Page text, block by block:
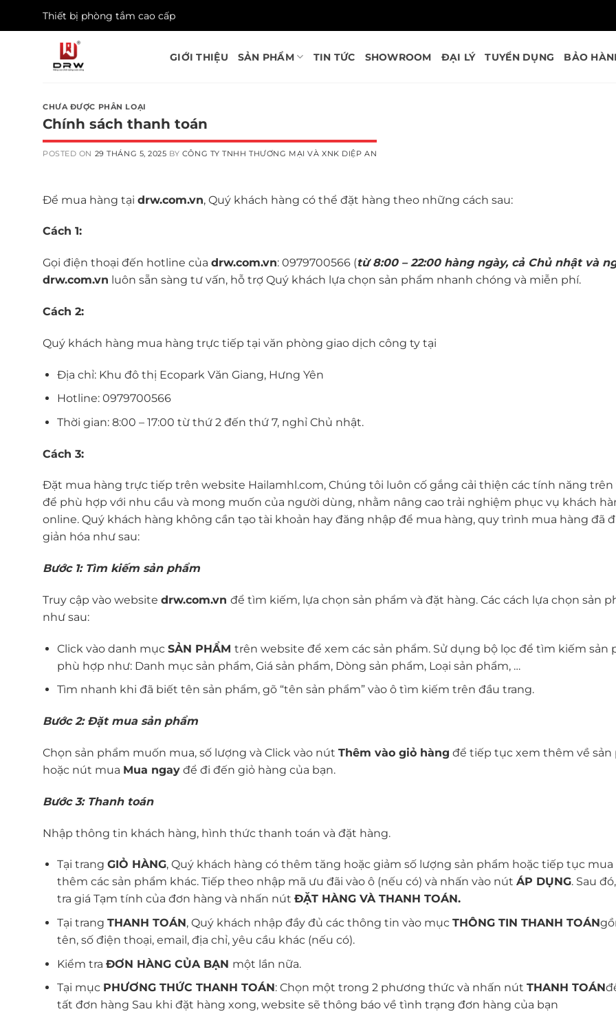
Thiết bị phòng tắm cao cấp
GIỚI THIỆU SẢN PHẨM TIN TỨC SHOWROOM ĐẠI LÝ TUYỂN DỤNG BẢO
CHƯA ĐƯỢC PHÂN LOẠI
Chính sách thanh toán
POSTED ON 29 THÁNG 5, 2025 BY CÔNG TY TNHH THƯƠNG MẠI VÀ XNK DIỆP AN
Để mua hàng tại drw.com.vn, Quý khách hàng có thể đặt hàng theo những cách sau:
Cách 1:
Gọi điện thoại đến hotline của drw.com.vn: 0979700566 (từ 8:00 – 22:00 hàng ngày, cả Chủ nhật và
drw.com.vn luôn sẵn sàng tư vấn, hỗ trợ Quý khách lựa chọn sản phẩm nhanh chóng và miễn phí.
Cách 2:
Quý khách hàng mua hàng trực tiếp tại văn phòng giao dịch công ty tại
Địa chỉ: Khu đô thị Ecopark Văn Giang, Hưng Yên
Hotline: 0979700566
Thời gian: 8:00 – 17:00 từ thứ 2 đến thứ 7, nghỉ Chủ nhật.
Cách 3:
Đặt mua hàng trực tiếp trên website Hailamhl.com, Chúng tôi luôn cố gắng cải thiện các tính năng trên
để phù hợp với nhu cầu và mong muốn của người dùng, nhằm nâng cao trải nghiệm phục vụ khách
online. Quý khách hàng không cần tạo tài khoản hay đăng nhập để mua hàng, quy trình mua hàng đã
giản hóa như sau:
Bước 1: Tìm kiếm sản phẩm
Truy cập vào website drw.com.vn để tìm kiếm, lựa chọn sản phẩm và đặt hàng. Các cách lựa chọn sản
như sau:
Click vào danh mục SẢN PHẨM trên website để xem các sản phẩm. Sử dụng bộ lọc để tìm kiếm sản
phù hợp như: Danh mục sản phẩm, Giá sản phẩm, Dòng sản phẩm, Loại sản phẩm, …
Tìm nhanh khi đã biết tên sản phẩm, gõ “tên sản phẩm” vào ô tìm kiếm trên đầu trang.
Bước 2: Đặt mua sản phẩm
Chọn sản phẩm muốn mua, số lượng và Click vào nút Thêm vào giỏ hàng để tiếp tục xem thêm về sản
hoặc nút mua Mua ngay để đi đến giỏ hàng của bạn.
Bước 3: Thanh toán
Nhập thông tin khách hàng, hình thức thanh toán và đặt hàng.
Tại trang GIỎ HÀNG, Quý khách hàng có thêm tăng hoặc giảm số lượng sản phẩm hoặc tiếp tục mua
thêm các sản phẩm khác. Tiếp theo nhập mã ưu đãi vào ô (nếu có) và nhấn vào nút ÁP DỤNG. Sau
tra giá Tạm tính của đơn hàng và nhấn nút ĐẶT HÀNG VÀ THANH TOÁN.
Tại trang THANH TOÁN, Quý khách nhập đầy đủ các thông tin vào mục THÔNG TIN THANH TOÁN
tên, số điện thoại, email, địa chỉ, yêu cầu khác (nếu có).
Kiểm tra ĐƠN HÀNG CỦA BẠN một lần nữa.
Tại mục PHƯƠNG THỨC THANH TOÁN: Chọn một trong 2 phương thức và nhấn nút THANH TOÁN
tất đơn hàng Sau khi đặt hàng xong, website sẽ thông báo về tình trạng đơn hàng của bạn